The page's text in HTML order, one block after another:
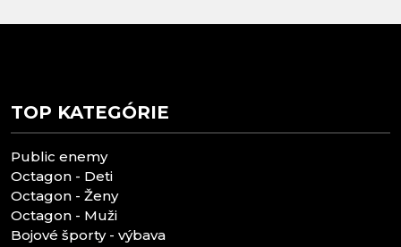
TOP KATEGÓRIE
Public enemy
Octagon - Deti
Octagon - Ženy
Octagon - Muži
Bojové športy - výbava